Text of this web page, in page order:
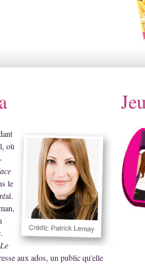
où
le
Le
aux ados, un public qu'elle